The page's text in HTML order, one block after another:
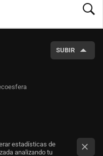
SUBIR
estadísticas de
analizando tu